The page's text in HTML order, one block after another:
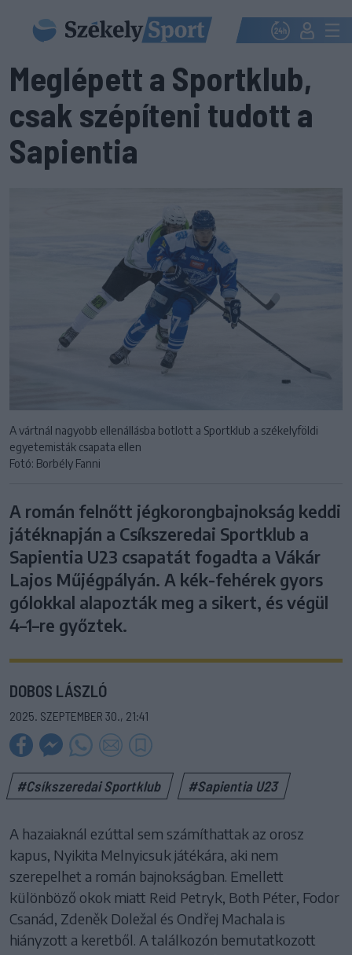
Meglépett a Sportklub,
csak szépíteni tudott a
Sapientia
A vártnál nagyobb ellenállásba botlott a Sportklub a székelyföldi
egyetemisták csapata ellen
Fotó: Borbély Fanni
A román felnőtt jégkorongbajnokság keddi
játéknapján a Csíkszeredai Sportklub a
Sapientia U23 csapatát fogadta a Vákár
Lajos Műjégpályán. A kék-fehérek gyors
gólokkal alapozták meg a sikert, és végül
4–1–re győztek.
DOBOS LÁSZLÓ
2025. SZEPTEMBER 30., 21:41
#Csíkszeredai Sportklub #Sapientia U23
A hazaiaknál ezúttal sem számíthattak az orosz
kapus, Nyikita Melnyicsuk játékára, aki nem
szerepelhet a román bajnokságban. Emellett
különböző okok miatt Reid Petryk, Both Péter, Fodor
Csanád, Zdeněk Doležal és Ondřej Machala is
hiányzott a keretből. A találkozón bemutatkozott